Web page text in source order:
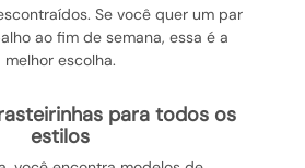
Se você quer um par
ao fim de semana, essa é a
melhor escolha.
estilos